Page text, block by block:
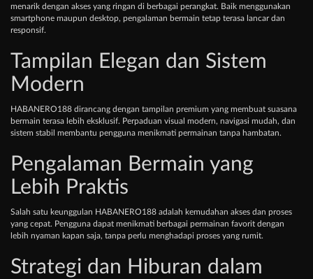
menarik dengan akses yang ringan di berbagai perangkat. Baik menggunakan
smartphone maupun desktop, pengalaman bermain tetap terasa lancar dan
responsif.
Tampilan Elegan dan Sistem
Modern
HABANERO188 dirancang dengan tampilan premium yang membuat suasana
bermain terasa lebih eksklusif. Perpaduan visual modern, navigasi mudah, dan
sistem stabil membantu pengguna menikmati permainan tanpa hambatan.
Pengalaman Bermain yang
Lebih Praktis
Salah satu keunggulan HABANERO188 adalah kemudahan akses dan proses
yang cepat. Pengguna dapat menikmati berbagai permainan favorit dengan
lebih nyaman kapan saja, tanpa perlu menghadapi proses yang rumit.
Strategi dan Hiburan dalam